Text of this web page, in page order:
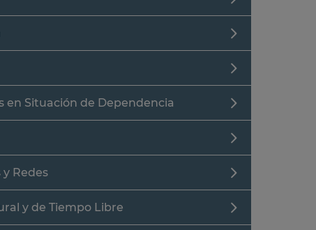
en Situación de Dependencia
Redes
y de Tiempo Libre